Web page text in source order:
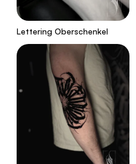
Lettering Oberschenkel